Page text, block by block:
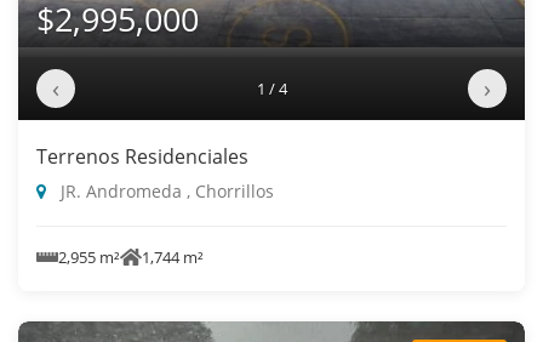
$2,995,000
‹ 1 / 4 ›
Terrenos Residenciales
JR. Andromeda , Chorrillos
2,955 m² 1,744 m²